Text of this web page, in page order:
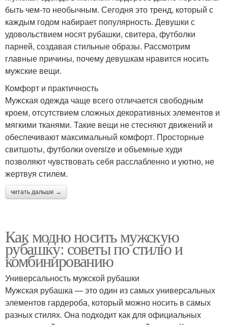
быть чем-то необычным. Сегодня это тренд, который с
каждым годом набирает популярность. Девушки с
удовольствием носят рубашки, свитера, футболки
парней, создавая стильные образы. Рассмотрим
главные причины, почему девушкам нравится носить
мужские вещи.
Комфорт и практичность
Мужская одежда чаще всего отличается свободным
кроем, отсутствием сложных декоративных элементов и
мягкими тканями. Такие вещи не стесняют движений и
обеспечивают максимальный комфорт. Просторные
свитшоты, футболки oversize и объемные худи
позволяют чувствовать себя расслабленно и уютно, не
жертвуя стилем.
читать дальше →
Как модно носить мужскую
рубашку: советы по стилю и
комбинированию
Универсальность мужской рубашки
Мужская рубашка — это один из самых универсальных
элементов гардероба, который можно носить в самых
разных стилях. Она подходит как для официальных